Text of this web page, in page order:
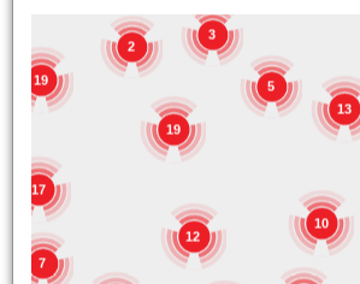
Rue de Bertransart 72
GERPINNES
GHLIN
Chemin des Baudarts 14
GOSSELIES
Rue des Emailleries 8A
GOSSELIES
19
19
13
7
17
3
12
10
5
2